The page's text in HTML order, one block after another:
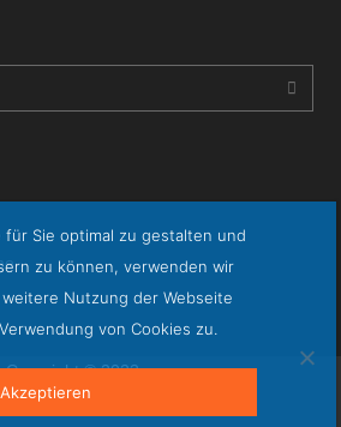
Copyright © 2023
für Sie optimal zu gestalten und
zu können, verwenden wir
Nutzung der Webseite
von Cookies zu.
Akzeptieren